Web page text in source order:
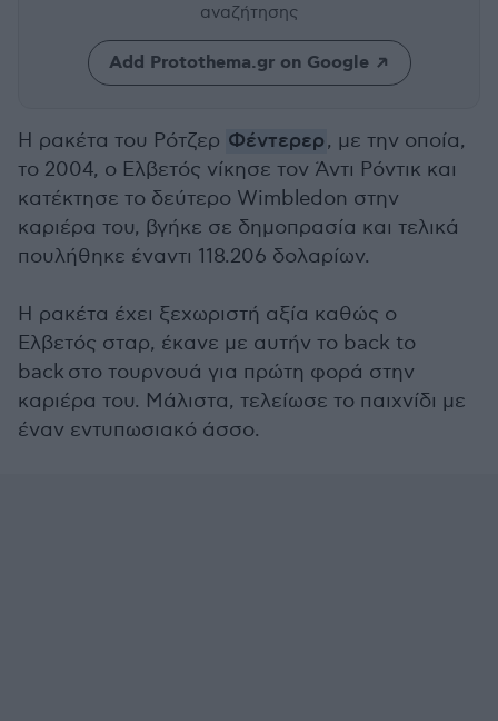
αναζήτησης
Add Protothema.gr on Google
Η ρακέτα του Ρότζερ Φέντερερ, με την οποία,
το 2004, ο Ελβετός νίκησε τον Άντι Ρόντικ και
κατέκτησε το δεύτερο Wimbledon στην
καριέρα του, βγήκε σε δημοπρασία και τελικά
πουλήθηκε έναντι 118.206 δολαρίων.
Η ρακέτα έχει ξεχωριστή αξία καθώς ο
Ελβετός σταρ, έκανε με αυτήν το back to
back στο τουρνουά για πρώτη φορά στην
καριέρα του. Μάλιστα, τελείωσε το παιχνίδι με
έναν εντυπωσιακό άσσο.